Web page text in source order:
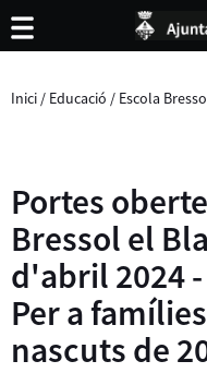
Inici / Educació / Escola
Portes
Bressol el
d'abril 2024 -
Per a
nascuts de